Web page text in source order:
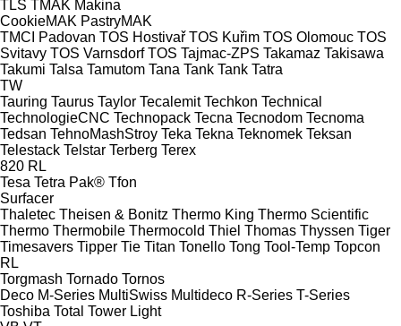
TLS TMAK Makina
CookieMAK PastryMAK
TMCI Padovan TOS Hostivař TOS Kuřim TOS Olomouc TOS
Svitavy TOS Varnsdorf TOS Tajmac-ZPS Takamaz Takisawa
Takumi Talsa Tamutom Tana Tank Tank Tatra
TW
Tauring Taurus Taylor Tecalemit Techkon Technical
TechnologieCNC Technopack Tecna Tecnodom Tecnoma
Tedsan TehnoMashStroy Teka Tekna Teknomek Teksan
Telestack Telstar Terberg Terex
820 RL
Tesa Tetra Pak® Tfon
Surfacer
Thaletec Theisen & Bonitz Thermo King Thermo Scientific
Thermo Thermobile Thermocold Thiel Thomas Thyssen Tiger
Timesavers Tipper Tie Titan Tonello Tong Tool-Temp Topcon
RL
Torgmash Tornado Tornos
Deco M-Series MultiSwiss Multideco R-Series T-Series
Toshiba Total Tower Light